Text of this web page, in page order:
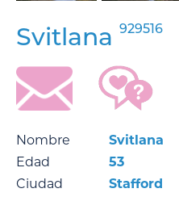
Svitlana 929516
Nombre
Svitlana
Edad
53
Ciudad
Stafford